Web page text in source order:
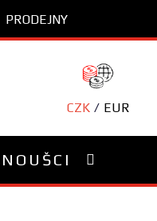
PRODEJNY
CZK EUR